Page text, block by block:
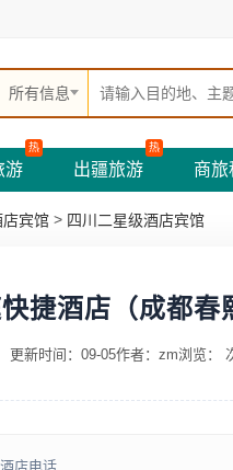
所有信息
游
热
出疆旅游
热
商旅
店宾馆 > 四川二星级酒店宾馆
捷酒店（成都春
更新时间：09-05作者：zm浏览：
酒店电话